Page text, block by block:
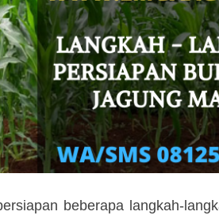
beberapa langkah-